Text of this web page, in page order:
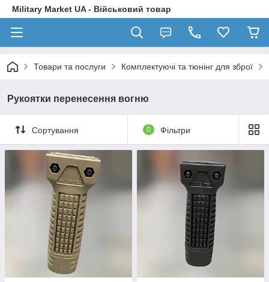
Military Market UA - Військовий товар
Товари та послуги Комплектуючі та тюнінг для зброї
Рукоятки перенесення вогню
Сортування 0 Фільтри